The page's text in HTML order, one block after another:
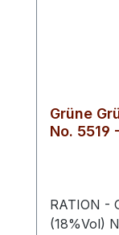
Grüne
No. 5519
RATION -
(18%Vol)